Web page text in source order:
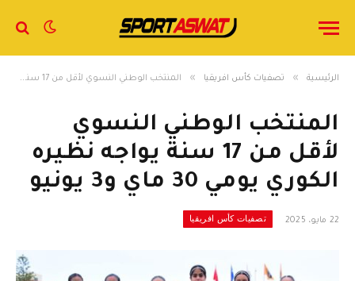
الرئيسية » تصفيات كأس افريقيا » المنتخب الوطني النسوي لأقل من 17 سنة يواجه نظيره الكوري يومي 30 ماي و3 يونيو
المنتخب الوطني النسوي
لأقل من 17 سنة يواجه نظيره
الكوري يومي 30 ماي و3 يونيو
22 مايو، 2025 تصفيات كأس افريقيا